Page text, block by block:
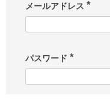
メールアドレス
(
須
パスワード
(
須